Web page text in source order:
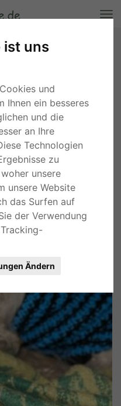
ist uns
und
Ihnen ein besseres
und die
an Ihre
Technologien
zu
unsere
unsere Website
das Surfen auf
der Verwendung
Ändern